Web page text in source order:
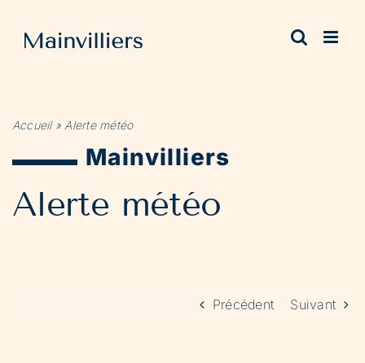
contenu
Accueil» Alerte météo
Mainvilliers
Alerte météo
Précédent Suivant